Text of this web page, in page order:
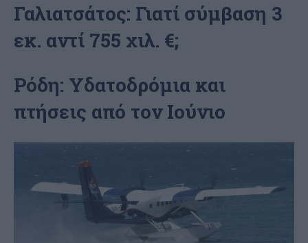
Γαλιατσάτος: Γιατί σύμβαση 3
εκ. αντί 755 χιλ. €;
Ρόδη: Yδατοδρόμια και
πτήσεις από τον Ιούνιο